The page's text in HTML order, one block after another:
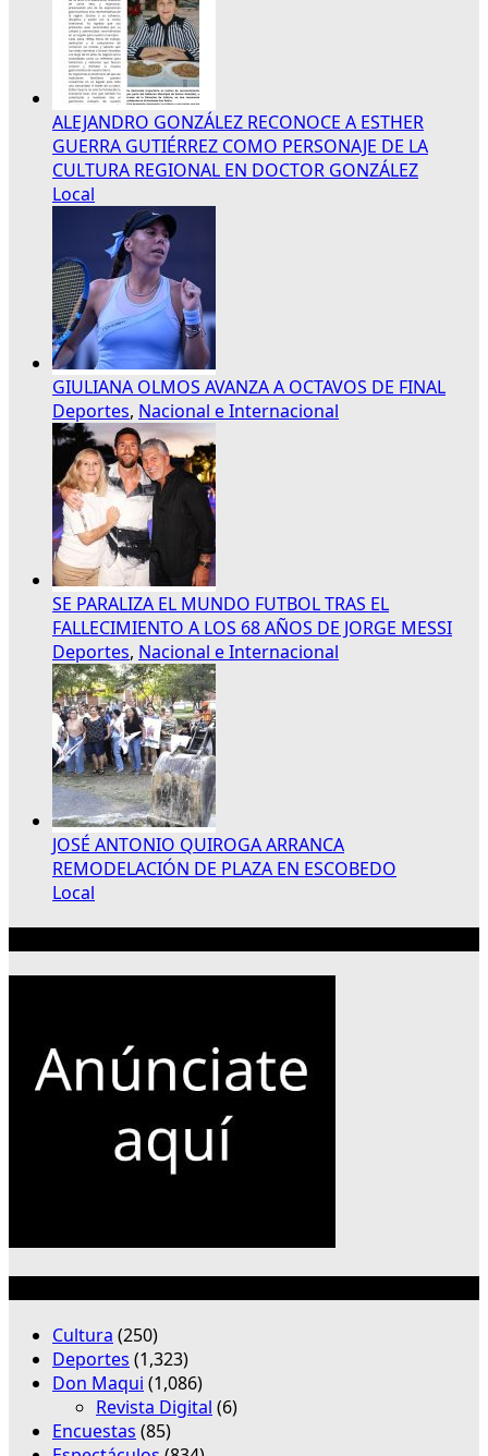
ALEJANDRO GONZÁLEZ RECONOCE A ESTHER
GUERRA GUTIÉRREZ COMO PERSONAJE DE LA
CULTURA REGIONAL EN DOCTOR GONZÁLEZ
Local
GIULIANA OLMOS AVANZA A OCTAVOS DE FINAL
Deportes, Nacional e Internacional
SE PARALIZA EL MUNDO FUTBOL TRAS EL
FALLECIMIENTO A LOS 68 AÑOS DE JORGE MESSI
Deportes, Nacional e Internacional
JOSÉ ANTONIO QUIROGA ARRANCA
REMODELACIÓN DE PLAZA EN ESCOBEDO
Local
Cultura (250)
Deportes (1,323)
Don Maqui (1,086)
Revista Digital (6)
Encuestas (85)